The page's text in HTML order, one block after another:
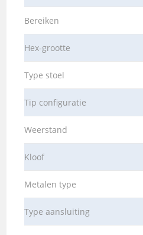
Bereiken
Hex-grootte
Type stoel
Tip configuratie
Weerstand
Kloof
Metalen type
Type aansluiting